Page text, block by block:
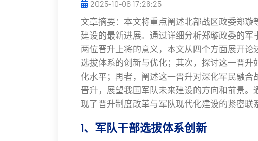
2025-10-06 17:26:25
文章摘要：本文将重点阐述北部战区政委郑
建设的最新进展。通过详细分析郑璇政委的
两位晋升上将的意义，本文从四个方面展开
选拔体系的创新与优化；其次，探讨这一晋
化水平；再者，阐述这一晋升对深化军民融
晋升，展望我国军队未来建设的方向和前景
现了晋升制度改革与军队现代化建设的紧密联
1、军队干部选拔体系创新